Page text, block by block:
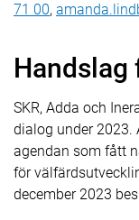
71 00,
SKR, Adda och
dialog under 2023.
agendan som fått
för
december 2023